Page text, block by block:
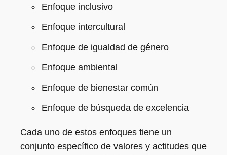
Enfoque inclusivo
Enfoque intercultural
Enfoque de igualdad de género
Enfoque ambiental
Enfoque de bienestar común
Enfoque de búsqueda de excelencia
Cada uno de estos enfoques tiene un
conjunto específico de valores y actitudes que